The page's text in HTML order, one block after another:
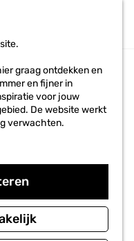
graag ontdekken en
en fijner in
voor jouw
De website werkt
verwachten.